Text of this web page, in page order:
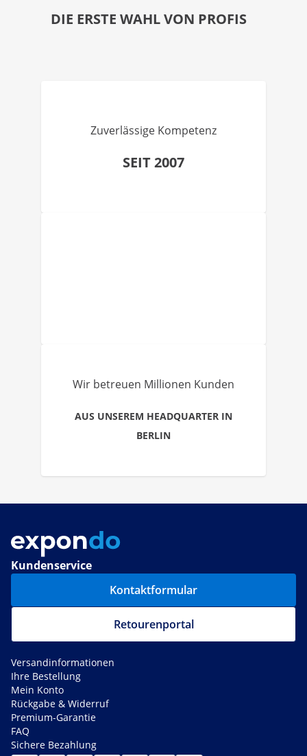
DIE ERSTE WAHL VON PROFIS
Zuverlässige Kompetenz
SEIT 2007
Wir betreuen Millionen Kunden
AUS UNSEREM HEADQUARTER IN
BERLIN
Kundenservice
Kontaktformular
Retourenportal
Versandinformationen
Ihre Bestellung
Mein Konto
Rückgabe & Widerruf
Premium-Garantie
FAQ
Sichere Bezahlung